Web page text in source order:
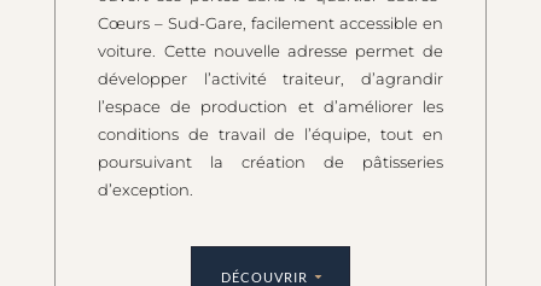
Cœurs – Sud-Gare, facilement accessible en
voiture. Cette nouvelle adresse permet de
développer l’activité traiteur, d’agrandir
l’espace de production et d’améliorer les
conditions de travail de l’équipe, tout en
poursuivant la création de pâtisseries
d’exception.
DÉCOUVRIR